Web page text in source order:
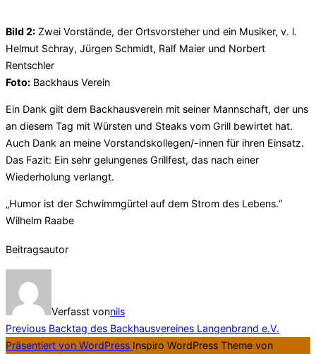
Bild 2: Zwei Vorstände, der Ortsvorsteher und ein Musiker, v. l.
Helmut Schray, Jürgen Schmidt, Ralf Maier und Norbert
Rentschler
Foto: Backhaus Verein
Ein Dank gilt dem Backhausverein mit seiner Mannschaft, der uns
an diesem Tag mit Würsten und Steaks vom Grill bewirtet hat.
Auch Dank an meine Vorstandskollegen/-innen für ihren Einsatz.
Das Fazit: Ein sehr gelungenes Grillfest, das nach einer
Wiederholung verlangt.
„Humor ist der Schwimmgürtel auf dem Strom des Lebens.“
Wilhelm Raabe
Beitragsautor
Verfasst vonnils
Beitragsnavigation
Previous
Previous Backtag des Backhausvereines Langenbrand e.V.
Präsentiert von WordPress Inspiro WordPress Theme von